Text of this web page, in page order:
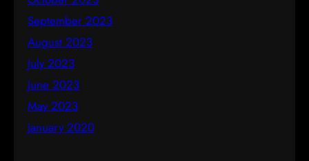
September 2023
August 2023
July 2023
June 2023
May 2023
January 2020